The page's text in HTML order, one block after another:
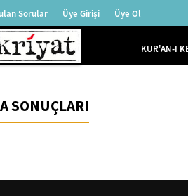
Sorular Üye Girişi Üye Ol
KUR'AN-I
SONUÇLARI